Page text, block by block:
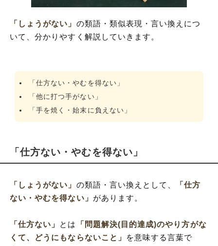
「しょうがない」 の類語・類似表現・言い換えにつ
いて、分かりやすく解説していきます。
「仕方ない・やむを得ない」
「他に打つ手がない」
「手を焼く・始末に負えない」
「仕方ない・やむを得ない」
「しょうがない」 の類語・言い換えとして、
「仕方
ない・やむを得ない」 があります。
「仕方ない」 とは
「問題解決(目的達成)のやり方がな
くて、どうにもならないこと」
を意味する言葉で